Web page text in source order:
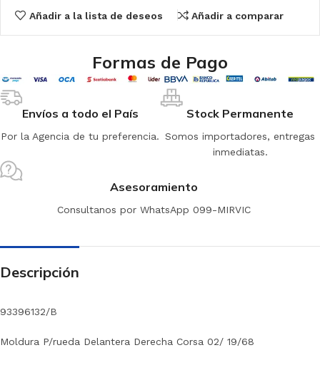
Añadir a la lista de deseos Añadir a comparar
Formas de Pago
Envíos a todo el País
Por la Agencia de tu preferencia.
Stock Permanente
Somos importadores, entregas
inmediatas.
Asesoramiento
Consultanos por WhatsApp 099-MIRVIC
Descripción
93396132/B
Moldura P/rueda Delantera Derecha Corsa 02/ 19/68